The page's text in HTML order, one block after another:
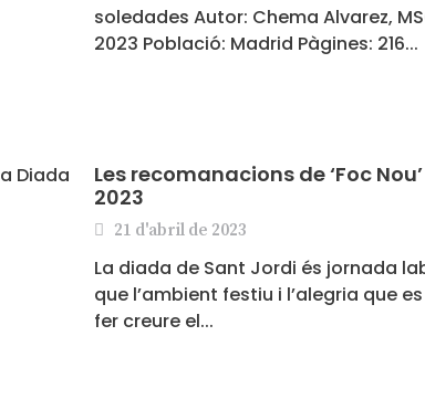
soledades Autor: Chema Alvarez,
2023 Població: Madrid Pàgines: 216
Les recomanacions de ‘Foc
2023
21 d'abril de 2023
La diada de Sant Jordi és jornada
que l’ambient festiu i l’alegria que
fer creure el